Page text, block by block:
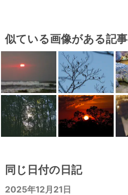
似ている画像がある記事
同じ日付の日記
2025年12月21日